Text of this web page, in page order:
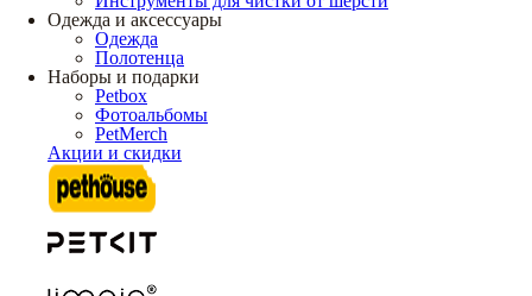
Одежда и аксессуары
Одежда
Полотенца
Наборы и подарки
Petbox
Фотоальбомы
PetMerch
Акции и скидки